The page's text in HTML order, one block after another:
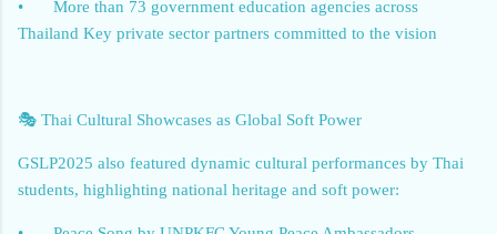
•
More than 73 government education agencies across
Thailand Key private sector partners committed to the vision
🎭 Thai Cultural Showcases as Global Soft Power
GSLP2025 also featured dynamic cultural performances by Thai
students, highlighting national heritage and soft power: